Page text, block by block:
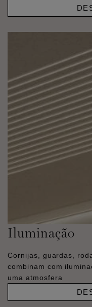
Iluminação
Cornijas, guardas,
combinam com
uma atmosfera